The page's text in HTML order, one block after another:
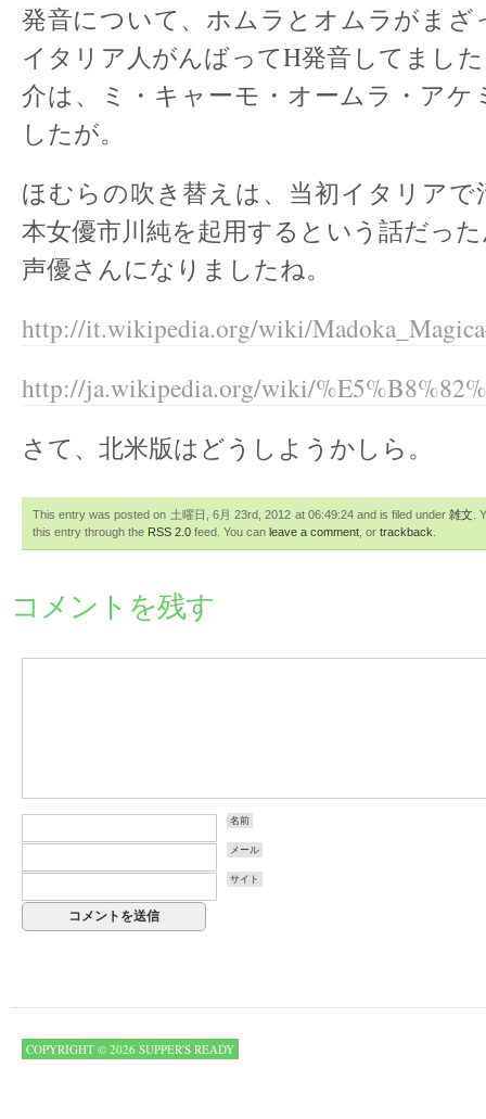
発音について、ホムラとオムラがまざ
イタリア人がんばってH発音してまし
介は、ミ・キャーモ・オームラ・ア
したが。
ほむらの吹き替えは、当初イタリアで
本女優市川純を起用するという話だっ
声優さんになりましたね。
http://it.wikipedia.org/wiki/
http://ja.wikipedia.org/wiki/
さて、北米版はどうしようかしら。
This entry was posted on 土曜日, 6月 23rd, 2012 at 06:49:24 and is filed under雑文 .
this entry through the RSS 2.0 feed. You can leave a comment , or trackback
コメントを残す
名前
メール
サイト
COPYRIGHT © 2026 SUPPER'S READY